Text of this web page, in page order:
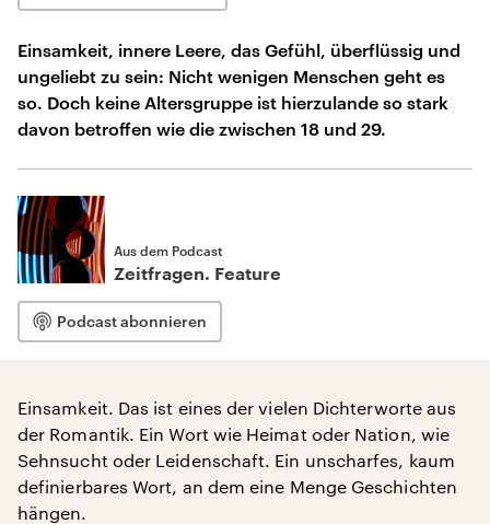
Einsamkeit, innere Leere, das Gefühl, überflüssig und
ungeliebt zu sein: Nicht wenigen Menschen geht es
so. Doch keine Altersgruppe ist hierzulande so stark
davon betroffen wie die zwischen 18 und 29.
Aus dem Podcast
Zeitfragen. Feature
Podcast abonnieren
Einsamkeit. Das ist eines der vielen Dichterworte aus
der Romantik. Ein Wort wie Heimat oder Nation, wie
Sehnsucht oder Leidenschaft. Ein unscharfes, kaum
definierbares Wort, an dem eine Menge Geschichten
hängen.